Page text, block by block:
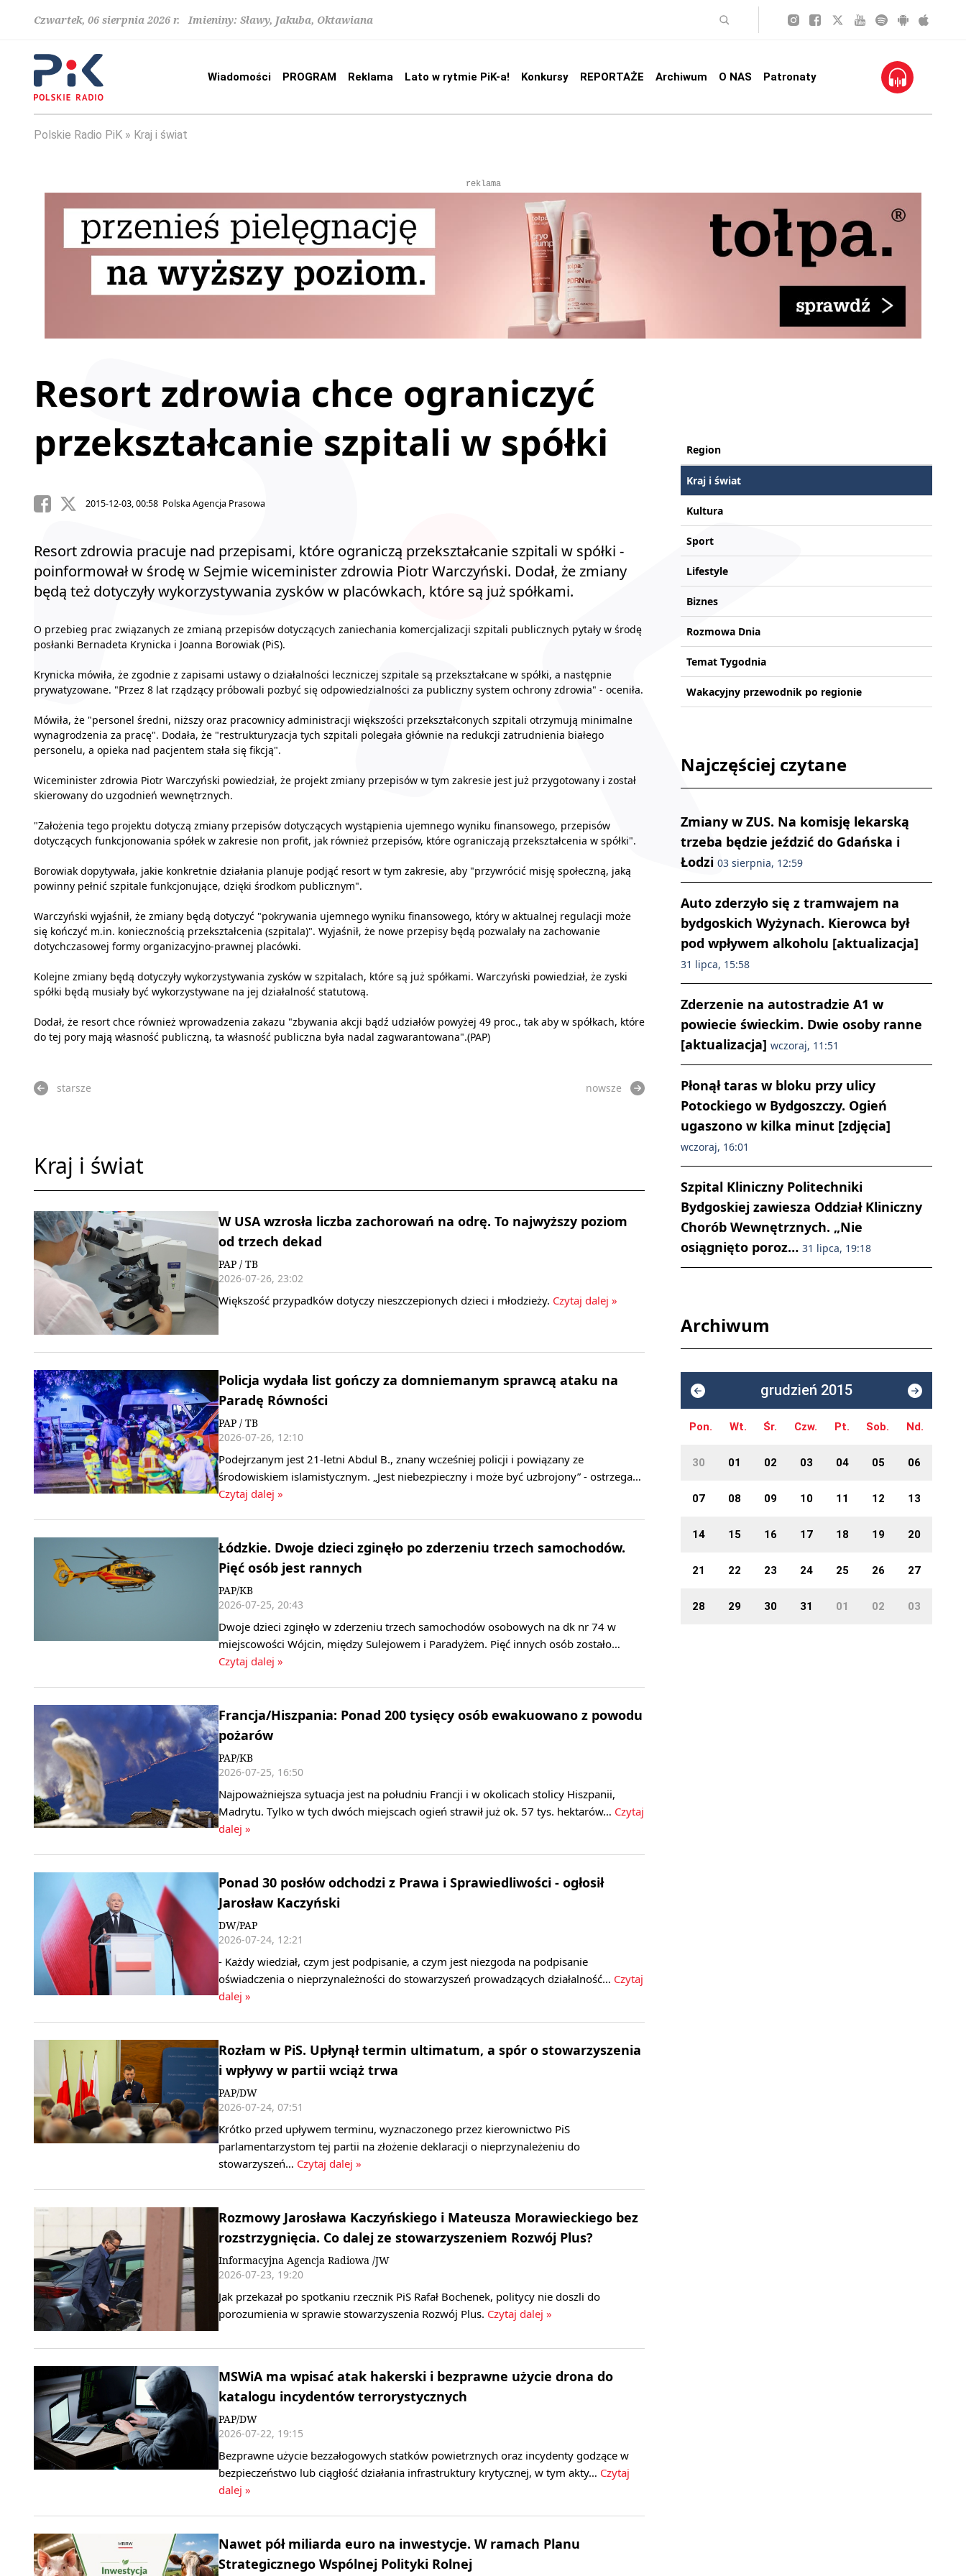
Czwartek, 06 sierpnia 2026 r. Imieniny: Sławy, Jakuba, Oktawiana
Wiadomości PROGRAM Reklama Lato w rytmie PiK-a! Konkursy REPORTAŻE Archiwum O NAS Patronaty
Polskie Radio PiK Kraj i świat
reklama
Resort zdrowia chce ograniczyć
przekształcanie szpitali w spółki
2015-12-03, 00:58 Polska Agencja Prasowa
Resort zdrowia pracuje nad przepisami, które ograniczą przekształcanie szpitali w spółki -
poinformował w środę w Sejmie wiceminister zdrowia Piotr Warczyński. Dodał, że zmiany
będą też dotyczyły wykorzystywania zysków w placówkach, które są już spółkami.
O przebieg prac związanych ze zmianą przepisów dotyczących zaniechania komercjalizacji szpitali publicznych pytały w środę
posłanki Bernadeta Krynicka i Joanna Borowiak (PiS).
Krynicka mówiła, że zgodnie z zapisami ustawy o działalności leczniczej szpitale są przekształcane w spółki, a następnie
prywatyzowane. "Przez 8 lat rządzący próbowali pozbyć się odpowiedzialności za publiczny system ochrony zdrowia" - oceniła.
Mówiła, że "personel średni, niższy oraz pracownicy administracji większości przekształconych szpitali otrzymują minimalne
wynagrodzenia za pracę". Dodała, że "restrukturyzacja tych szpitali polegała głównie na redukcji zatrudnienia białego
personelu, a opieka nad pacjentem stała się fikcją".
Wiceminister zdrowia Piotr Warczyński powiedział, że projekt zmiany przepisów w tym zakresie jest już przygotowany i został
skierowany do uzgodnień wewnętrznych.
"Założenia tego projektu dotyczą zmiany przepisów dotyczących wystąpienia ujemnego wyniku finansowego, przepisów
dotyczących funkcjonowania spółek w zakresie non profit, jak również przepisów, które ograniczają przekształcenia w spółki".
Borowiak dopytywała, jakie konkretnie działania planuje podjąć resort w tym zakresie, aby "przywrócić misję społeczną, jaką
powinny pełnić szpitale funkcjonujące, dzięki środkom publicznym".
Warczyński wyjaśnił, że zmiany będą dotyczyć "pokrywania ujemnego wyniku finansowego, który w aktualnej regulacji może
się kończyć m.in. koniecznością przekształcenia (szpitala)". Wyjaśnił, że nowe przepisy będą pozwalały na zachowanie
dotychczasowej formy organizacyjno-prawnej placówki.
Kolejne zmiany będą dotyczyły wykorzystywania zysków w szpitalach, które są już spółkami. Warczyński powiedział, że zyski
spółki będą musiały być wykorzystywane na jej działalność statutową.
Dodał, że resort chce również wprowadzenia zakazu "zbywania akcji bądź udziałów powyżej 49 proc., tak aby w spółkach, które
do tej pory mają własność publiczną, ta własność publiczna była nadal zagwarantowana".(PAP)
starsze nowsze
Kraj i świat
W USA wzrosła liczba zachorowań na odrę. To najwyższy poziom
od trzech dekad
PAP / TB
2026-07-26, 23:02
Większość przypadków dotyczy nieszczepionych dzieci i młodzieży. Czytaj dalej »
Policja wydała list gończy za domniemanym sprawcą ataku na
Paradę Równości
PAP / TB
2026-07-26, 12:10
Podejrzanym jest 21-letni Abdul B., znany wcześniej policji i powiązany ze
środowiskiem islamistycznym. „Jest niebezpieczny i może być uzbrojony” - ostrzega…
Czytaj dalej »
Łódzkie. Dwoje dzieci zginęło po zderzeniu trzech samochodów.
Pięć osób jest rannych
PAP/KB
2026-07-25, 20:43
Dwoje dzieci zginęło w zderzeniu trzech samochodów osobowych na dk nr 74 w
miejscowości Wójcin, między Sulejowem i Paradyżem. Pięć innych osób zostało…
Czytaj dalej »
Francja/Hiszpania: Ponad 200 tysięcy osób ewakuowano z powodu
pożarów
PAP/KB
2026-07-25, 16:50
Najpoważniejsza sytuacja jest na południu Francji i w okolicach stolicy Hiszpanii,
Madrytu. Tylko w tych dwóch miejscach ogień strawił już ok. 57 tys. hektarów… Czytaj
dalej »
Ponad 30 posłów odchodzi z Prawa i Sprawiedliwości - ogłosił
Jarosław Kaczyński
DW/PAP
2026-07-24, 12:21
- Każdy wiedział, czym jest podpisanie, a czym jest niezgoda na podpisanie
oświadczenia o nieprzynależności do stowarzyszeń prowadzących działalność… Czytaj
dalej »
Rozłam w PiS. Upłynął termin ultimatum, a spór o stowarzyszenia
i wpływy w partii wciąż trwa
PAP/DW
2026-07-24, 07:51
Krótko przed upływem terminu, wyznaczonego przez kierownictwo PiS
parlamentarzystom tej partii na złożenie deklaracji o nieprzynależeniu do
stowarzyszeń… Czytaj dalej »
Rozmowy Jarosława Kaczyńskiego i Mateusza Morawieckiego bez
rozstrzygnięcia. Co dalej ze stowarzyszeniem Rozwój Plus?
Informacyjna Agencja Radiowa /JW
2026-07-23, 19:20
Jak przekazał po spotkaniu rzecznik PiS Rafał Bochenek, politycy nie doszli do
porozumienia w sprawie stowarzyszenia Rozwój Plus. Czytaj dalej »
MSWiA ma wpisać atak hakerski i bezprawne użycie drona do
katalogu incydentów terrorystycznych
PAP/DW
2026-07-22, 19:15
Bezprawne użycie bezzałogowych statków powietrznych oraz incydenty godzące w
bezpieczeństwo lub ciągłość działania infrastruktury krytycznej, w tym akty… Czytaj
dalej »
Nawet pół miliarda euro na inwestycje. W ramach Planu
Strategicznego Wspólnej Polityki Rolnej
Region
Kraj i świat
Kultura
Sport
Lifestyle
Biznes
Rozmowa Dnia
Temat Tygodnia
Wakacyjny przewodnik po regionie
Najczęściej czytane
Zmiany w ZUS. Na komisję lekarską
trzeba będzie jeździć do Gdańska i
Łodzi 03 sierpnia, 12:59
Auto zderzyło się z tramwajem na
bydgoskich Wyżynach. Kierowca był
pod wpływem alkoholu [aktualizacja]
31 lipca, 15:58
Zderzenie na autostradzie A1 w
powiecie świeckim. Dwie osoby ranne
[aktualizacja] wczoraj, 11:51
Płonął taras w bloku przy ulicy
Potockiego w Bydgoszczy. Ogień
ugaszono w kilka minut [zdjęcia]
wczoraj, 16:01
Szpital Kliniczny Politechniki
Bydgoskiej zawiesza Oddział Kliniczny
Chorób Wewnętrznych. „Nie
osiągnięto poroz… 31 lipca, 19:18
Archiwum
grudzień 2015
Pon. Wt. Śr. Czw. Pt. Sob. Nd.
30 01 02 03 04 05 06
07 08 09 10 11 12 13
14 15 16 17 18 19 20
21 22 23 24 25 26 27
28 29 30 31 01 02 03